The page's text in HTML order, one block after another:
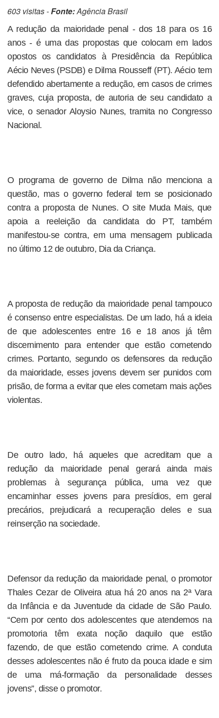
603 visitas -Fonte:Agência Brasil
A redução da maioridade penal - dos 18 para os 16
anos - é uma das propostas que colocam em lados
opostos os candidatos à Presidência da República
Aécio Neves (PSDB) e Dilma Rousseff (PT). Aécio tem
defendido abertamente a redução, em casos de crimes
graves, cuja proposta, de autoria de seu candidato a
vice, o senador Aloysio Nunes, tramita no Congresso
Nacional.
O programa de governo de Dilma não menciona a
questão, mas o governo federal tem se posicionado
contra a proposta de Nunes. O site Muda Mais, que
apoia a reeleição da candidata do PT, também
manifestou-se contra, em uma mensagem publicada
no último 12 de outubro, Dia da Criança.
A proposta de redução da maioridade penal tampouco
é consenso entre especialistas. De um lado, há a ideia
de que adolescentes entre 16 e 18 anos já têm
discernimento para entender que estão cometendo
crimes. Portanto, segundo os defensores da redução
da maioridade, esses jovens devem ser punidos com
prisão, de forma a evitar que eles cometam mais ações
violentas.
De outro lado, há aqueles que acreditam que a
redução da maioridade penal gerará ainda mais
problemas à segurança pública, uma vez que
encaminhar esses jovens para presídios, em geral
precários, prejudicará a recuperação deles e sua
reinserção na sociedade.
Defensor da redução da maioridade penal, o promotor
Thales Cezar de Oliveira atua há 20 anos na 2ª Vara
da Infância e da Juventude da cidade de São Paulo.
“Cem por cento dos adolescentes que atendemos na
promotoria têm exata noção daquilo que estão
fazendo, de que estão cometendo crime. A conduta
desses adolescentes não é fruto da pouca idade e sim
de uma má-formação da personalidade desses
jovens”, disse o promotor.